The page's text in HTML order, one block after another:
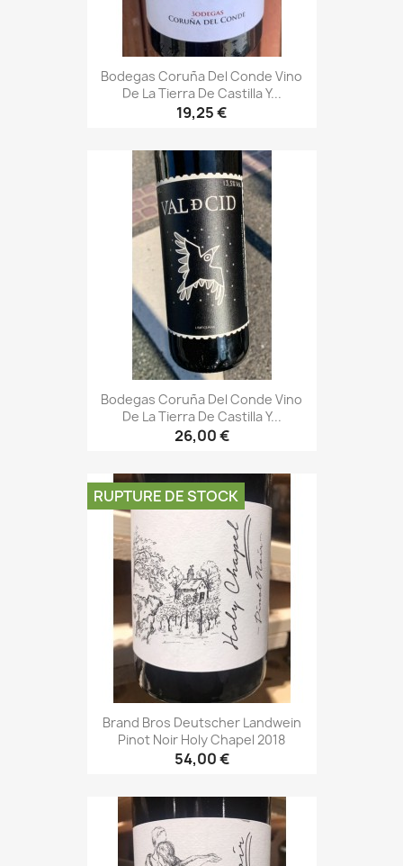
Bodegas Coruña Del Conde Vino
De La Tierra De Castilla Y...
19,25 €
Bodegas Coruña Del Conde Vino
De La Tierra De Castilla Y...
26,00 €
Brand Bros Deutscher Landwein
Pinot Noir Holy Chapel 2018
54,00 €
RUPTURE DE STOCK